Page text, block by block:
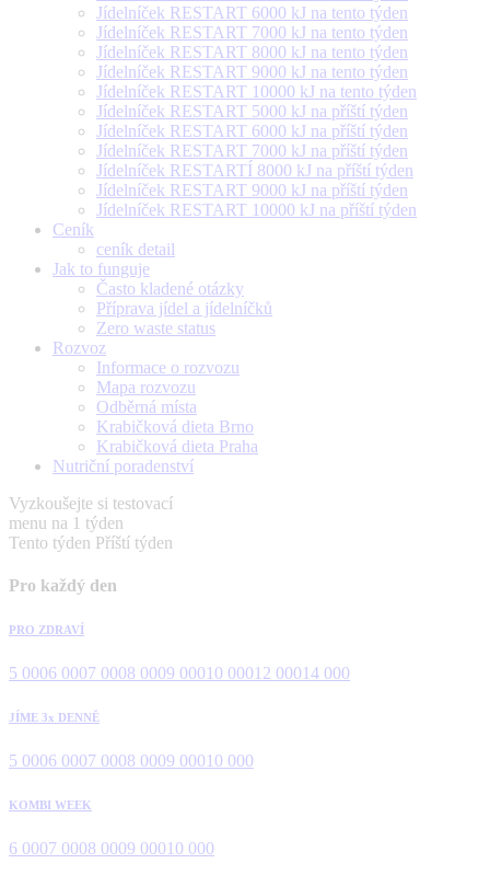
Jídelníček RESTART 6000 kJ na tento týden
Jídelníček RESTART 7000 kJ na tento týden
Jídelníček RESTART 8000 kJ na tento týden
Jídelníček RESTART 9000 kJ na tento týden
Jídelníček RESTART 10000 kJ na tento týden
Jídelníček RESTART 5000 kJ na příští týden
Jídelníček RESTART 6000 kJ na příští týden
Jídelníček RESTART 7000 kJ na příští týden
Jídelníček RESTARTÍ 8000 kJ na příští týden
Jídelníček RESTART 9000 kJ na příští týden
Jídelníček RESTART 10000 kJ na příští týden
Ceník
ceník detail
Jak to funguje
Často kladené otázky
Příprava jídel a jídelníčků
Zero waste status
Rozvoz
Informace o rozvozu
Mapa rozvozu
Odběrná místa
Krabičková dieta Brno
Krabičková dieta Praha
Nutriční poradenství
Vyzkoušejte si testovací
menu na 1 týden
Tento týden Příští týden
Pro každý den
PRO ZDRAVÍ
5 0006 0007 0008 0009 00010 00012 00014 000
JÍME 3x DENNĚ
5 0006 0007 0008 0009 00010 000
KOMBI WEEK
6 0007 0008 0009 00010 000